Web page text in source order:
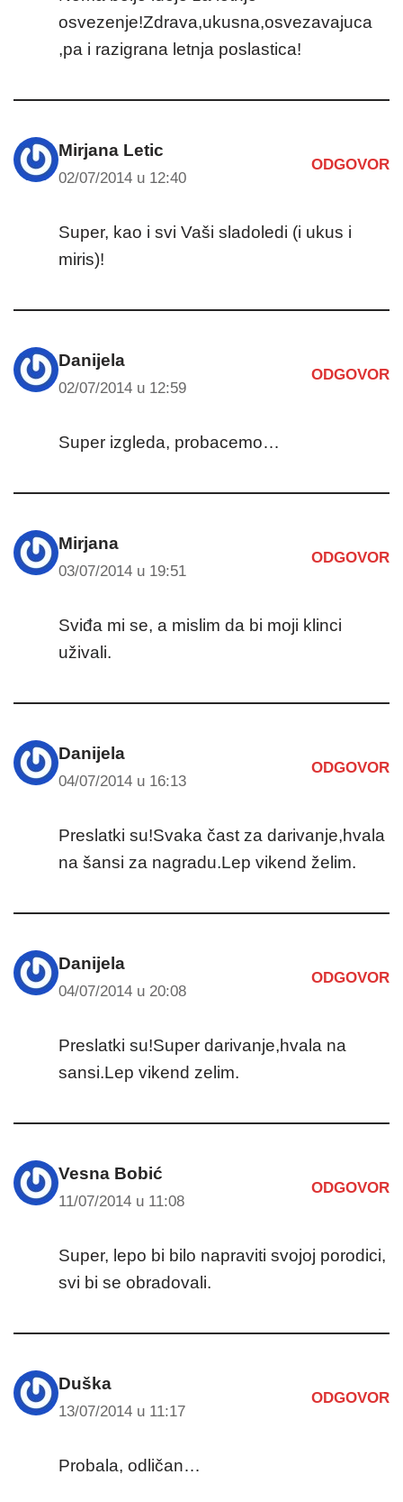
osvezenje!Zdrava,ukusna,osvezavajuca
,pa i razigrana letnja poslastica!
Mirjana Letic
02/07/2014 u 12:40
ODGOVOR
Super, kao i svi Vaši sladoledi (i ukus i
miris)!
Danijela
02/07/2014 u 12:59
ODGOVOR
Super izgleda, probacemo…
Mirjana
03/07/2014 u 19:51
ODGOVOR
Sviđa mi se, a mislim da bi moji klinci
uživali.
Danijela
04/07/2014 u 16:13
ODGOVOR
Preslatki su!Svaka čast za darivanje,hvala
na šansi za nagradu.Lep vikend želim.
Danijela
04/07/2014 u 20:08
ODGOVOR
Preslatki su!Super darivanje,hvala na
sansi.Lep vikend zelim.
Vesna Bobić
11/07/2014 u 11:08
ODGOVOR
Super, lepo bi bilo napraviti svojoj porodici,
svi bi se obradovali.
Duška
13/07/2014 u 11:17
ODGOVOR
Probala, odličan…